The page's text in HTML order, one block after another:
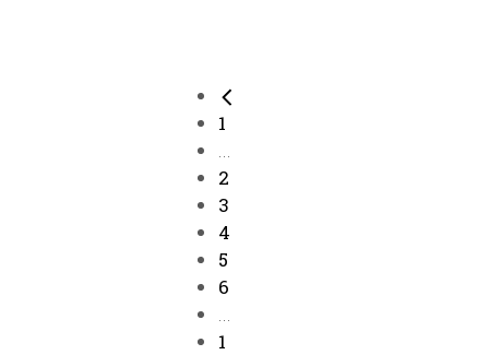
1
...
2
3
4
5
6
...
1